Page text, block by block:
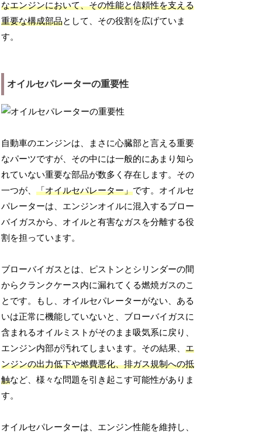
なエンジンにおいて、その性能と信頼性を支える
重要な構成部品として、その役割を広げていま
す。
オイルセパレーターの重要性
自動車のエンジンは、まさに心臓部と言える重要
なパーツですが、その中には一般的にあまり知ら
れていない重要な部品が数多く存在します。その
一つが、「オイルセパレーター」です。オイルセ
パレーターは、エンジンオイルに混入するブロー
バイガスから、オイルと有害なガスを分離する役
割を担っています。
ブローバイガスとは、ピストンとシリンダーの間
からクランクケース内に漏れてくる燃焼ガスのこ
とです。もし、オイルセパレーターがない、ある
いは正常に機能していないと、ブローバイガスに
含まれるオイルミストがそのまま吸気系に戻り、
エンジン内部が汚れてしまいます。その結果、エ
ンジンの出力低下や燃費悪化、排ガス規制への抵
触など、様々な問題を引き起こす可能性がありま
す。
オイルセパレーターは、エンジン性能を維持し、